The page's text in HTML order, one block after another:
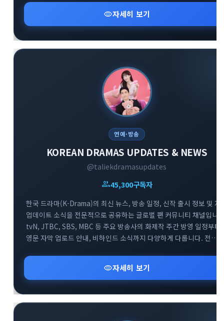
드리며, 소통을 위한 대화방(@Raoni2)도 함께 운영하여 투자자 간의
건전한 정보 교류를 돕고 있습니다. 끊임없이 진화하는 크립토
생태계에서 함께 공부하며 스마트한 투자 기준을 세워보세요.
visibility자세히 보기
연예·방송
KOREAN DRAMAS UPDATES & NEWS
@taliekdramasupdates
group45,300구독자
한국 드라마(K-Drama)의 최신 뉴스, 방송 일정, 신작 출시 정보 및 자
업데이트 소식을 전문적으로 공유하는 글로벌 팬 커뮤니티 채널입니
tvN, JTBC, SBS, MBC 등 주요 방송사의 화제작 주간 방영 일정부터
영문 자막 업로드 안내, 비하인드 소식까지 다양하게 다룹니다. 전
확인하고 소통하는 대규모 정보 교류의 공간입니다.
visibility자세히 보기